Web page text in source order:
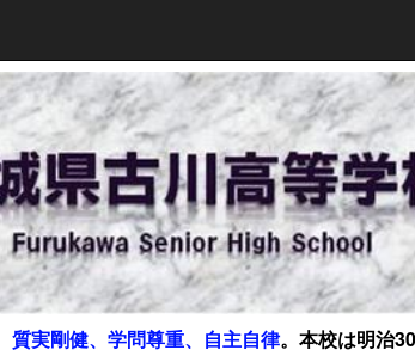
質実剛健、学問尊重、自主自律。 本校は明治